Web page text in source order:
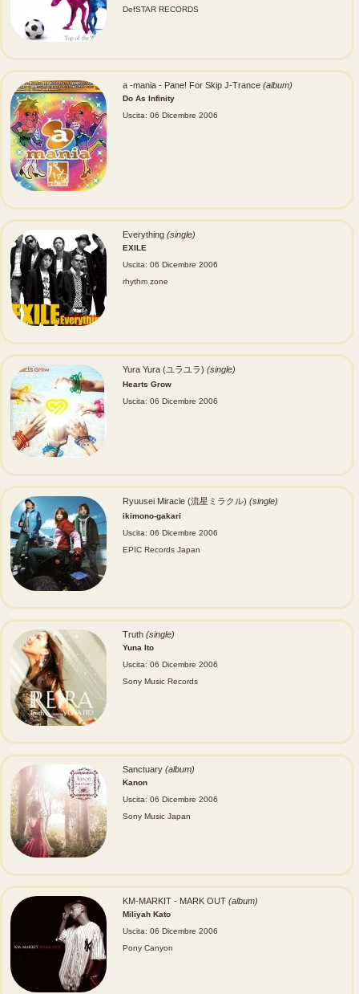
DefSTAR RECORDS
a -mania - Pane! For Skip J-Trance (album)
Do As Infinity
Uscita: 06 Dicembre 2006
Everything (single)
EXILE
Uscita: 06 Dicembre 2006
rhythm zone
Yura Yura (ユラユラ) (single)
Hearts Grow
Uscita: 06 Dicembre 2006
Ryuusei Miracle (流星ミラクル) (single)
ikimono-gakari
Uscita: 06 Dicembre 2006
EPIC Records Japan
Truth (single)
Yuna Ito
Uscita: 06 Dicembre 2006
Sony Music Records
Sanctuary (album)
Kanon
Uscita: 06 Dicembre 2006
Sony Music Japan
KM-MARKIT - MARK OUT (album)
Miliyah Kato
Uscita: 06 Dicembre 2006
Pony Canyon